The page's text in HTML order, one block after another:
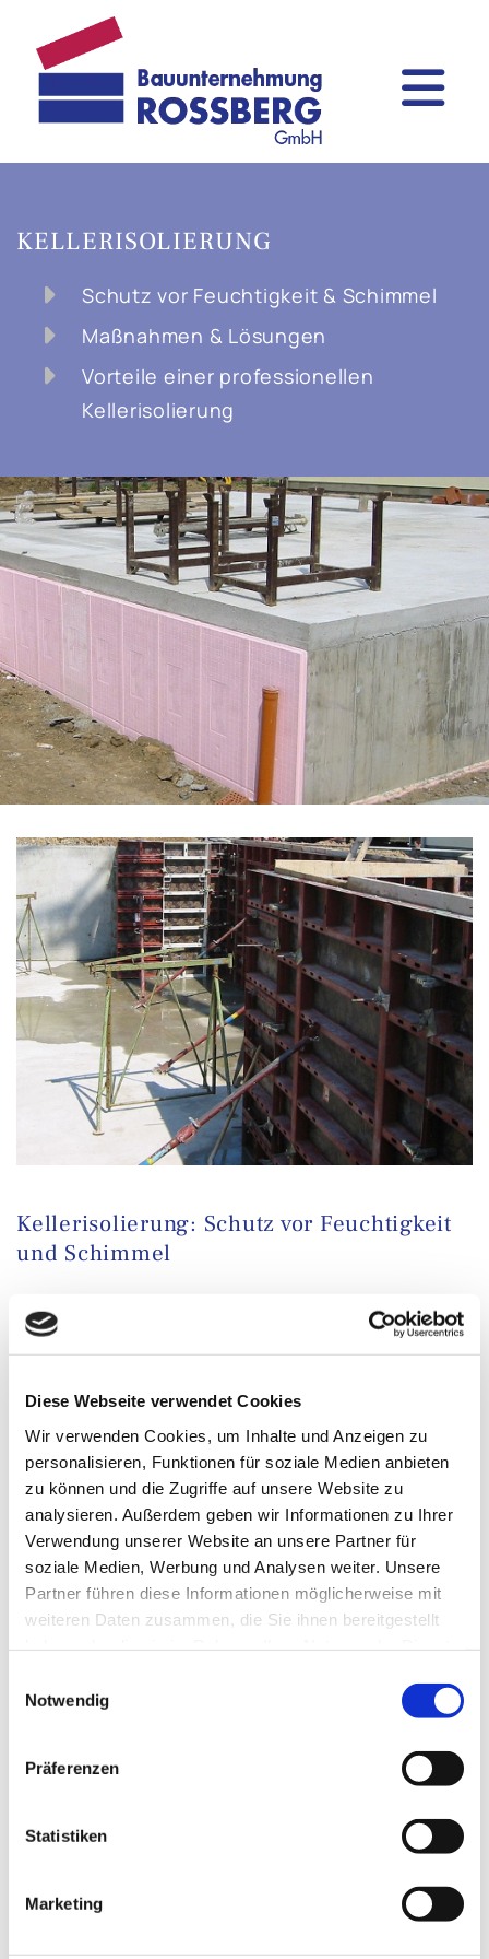
Diese Webseite verwendet Cookies
Wir verwenden Cookies, um Inhalte und Anzeigen zu
personalisieren, Funktionen für soziale Medien anbieten
zu können und die Zugriffe auf unsere Website zu
analysieren. Außerdem geben wir Informationen zu Ihrer
Verwendung unserer Website an unsere Partner für
soziale Medien, Werbung und Analysen weiter. Unsere
Partner führen diese Informationen möglicherweise mit
weiteren Daten zusammen, die Sie ihnen bereitgestellt
Notwendig
Präferenzen
Statistiken
Marketing
KELLERISOLIERUNG
Schutz vor Feuchtigkeit & Schimmel
Maßnahmen & Lösungen
Vorteile einer professionellen
Kellerisolierung
Kellerisolierung: Schutz vor Feuchtigkeit
und Schimmel
bieten wir Ihnen professionelle Kellerisolierung, um
Ihr Zuhause vor Feuchtigkeit und Schimmel zu
JETZT ANRUFEN
Ursachen für Feuchtigkeit im Keller
Feuchtigkeit im Keller kann durch verschiedene
Faktoren verursacht werden, wie undichte
unzureichende Belüftung. Diese Feuchtigkeit kann
nicht nur die Bausubstanz schädigen, sondern auch
Schimmelbildung und gesundheitliche Probleme